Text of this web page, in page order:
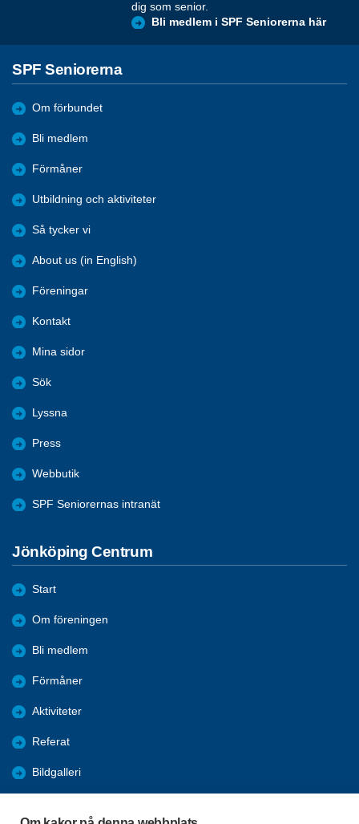
dig som senior.
Bli medlem i SPF Seniorerna här
SPF Seniorerna
Om förbundet
Bli medlem
Förmåner
Utbildning och aktiviteter
Så tycker vi
About us (in English)
Föreningar
Kontakt
Mina sidor
Sök
Lyssna
Press
Webbutik
SPF Seniorernas intranät
Jönköping Centrum
Start
Om föreningen
Bli medlem
Förmåner
Aktiviteter
Referat
Bildgalleri